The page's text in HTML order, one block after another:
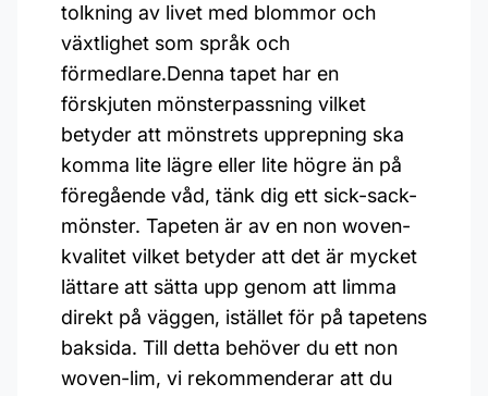
tolkning av livet med blommor och
växtlighet som språk och
förmedlare.Denna tapet har en
förskjuten mönsterpassning vilket
betyder att mönstrets upprepning ska
komma lite lägre eller lite högre än på
föregående våd, tänk dig ett sick-sack-
mönster. Tapeten är av en non woven-
kvalitet vilket betyder att det är mycket
lättare att sätta upp genom att limma
direkt på väggen, istället för på tapetens
baksida. Till detta behöver du ett non
woven-lim, vi rekommenderar att du